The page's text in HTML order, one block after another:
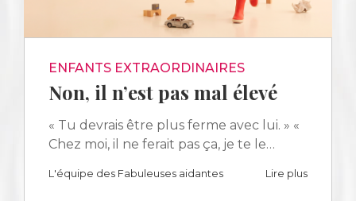
ENFANTS EXTRAORDINAIRES
Non, il n’est pas mal élevé
« Tu devrais être plus ferme avec lui. » «
Chez moi, il ne ferait pas ça, je te le…
L'équipe des Fabuleuses aidantes Lire plus